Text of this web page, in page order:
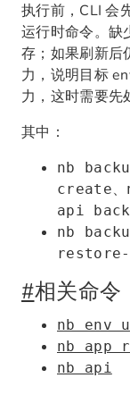
执行前，CLI 会
运行时命令。缺
存；如果刷新后
力，说明目标
力，这时需要先
其中：
nb
create、
api
nb
restore-
#相关命令
nb env
nb app
nb api